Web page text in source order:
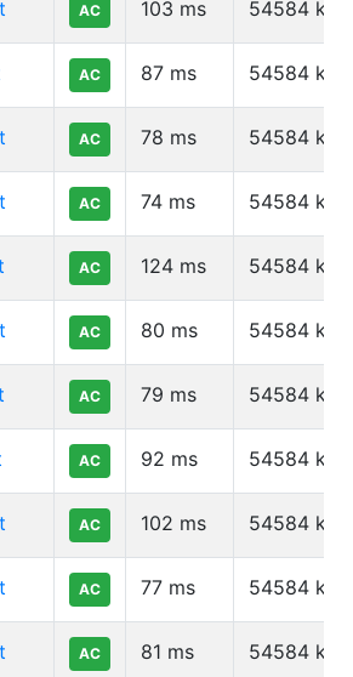
AC 103 ms 54584 kb
AC 87 ms 54584 kb
AC 78 ms 54584 kb
AC 74 ms 54584 kb
AC 124 ms 54584 kb
AC 80 ms 54584 kb
AC 79 ms 54584 kb
AC 92 ms 54584 kb
AC 102 ms 54584 kb
AC 77 ms 54584 kb
AC 81 ms 54584 kb